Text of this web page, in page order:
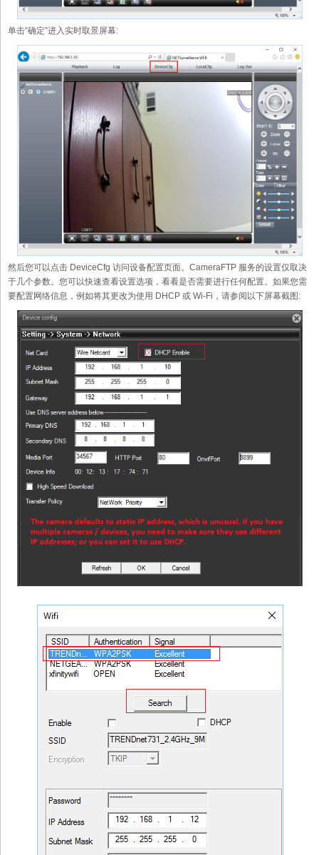
单击“确定”进入实时取景屏幕:
然后您可以点击 DeviceCfg 访问设备配置页面。CameraFTP 服务的设置仅取决
于几个参数。您可以快速查看设置选项，看看是否需要进行任何配置。如果您需
要配置网络信息，例如将其更改为使用 DHCP 或 Wi-Fi，请参阅以下屏幕截图: